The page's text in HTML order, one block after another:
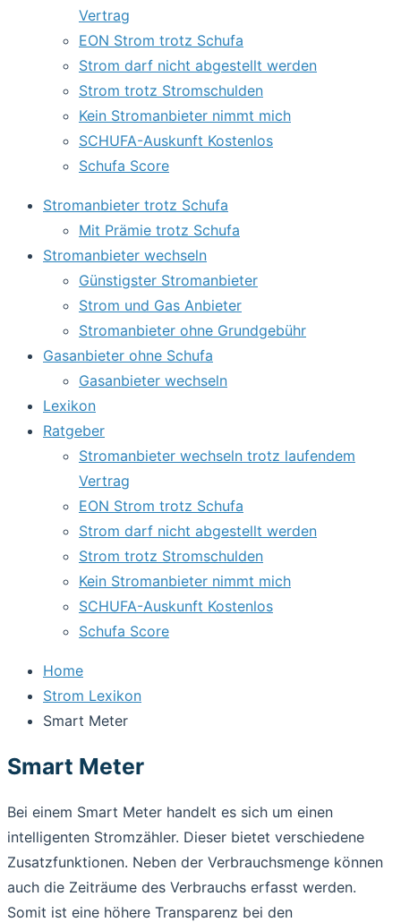
Vertrag
EON Strom trotz Schufa
Strom darf nicht abgestellt werden
Strom trotz Stromschulden
Kein Stromanbieter nimmt mich
SCHUFA-Auskunft Kostenlos
Schufa Score
Stromanbieter trotz Schufa
Mit Prämie trotz Schufa
Stromanbieter wechseln
Günstigster Stromanbieter
Strom und Gas Anbieter
Stromanbieter ohne Grundgebühr
Gasanbieter ohne Schufa
Gasanbieter wechseln
Lexikon
Ratgeber
Stromanbieter wechseln trotz laufendem
Vertrag
EON Strom trotz Schufa
Strom darf nicht abgestellt werden
Strom trotz Stromschulden
Kein Stromanbieter nimmt mich
SCHUFA-Auskunft Kostenlos
Schufa Score
Home
Strom Lexikon
Smart Meter
Smart Meter
Bei einem Smart Meter handelt es sich um einen
intelligenten Stromzähler. Dieser bietet verschiedene
Zusatzfunktionen. Neben der Verbrauchsmenge können
auch die Zeiträume des Verbrauchs erfasst werden.
Somit ist eine höhere Transparenz bei den